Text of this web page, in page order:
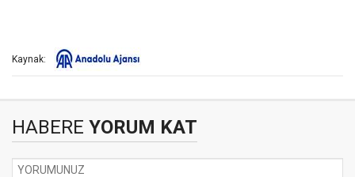
Kaynak:
HABERE YORUM KAT